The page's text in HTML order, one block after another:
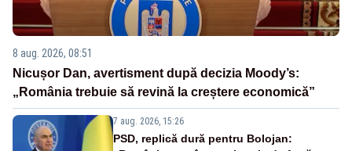
8 aug. 2026, 08:51
Nicușor Dan, avertisment după decizia Moody’s:
„România trebuie să revină la creștere economică”
7 aug. 2026, 15:26
PSD, replică dură pentru Bolojan: